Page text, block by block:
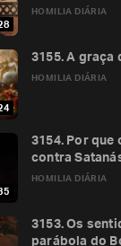
HOMILIA DIÁRIA
HOMILIA DIÁRIA
3155. A graça
HOMILIA DIÁRIA
3154. Por que
contra
3153. Os
parábola do